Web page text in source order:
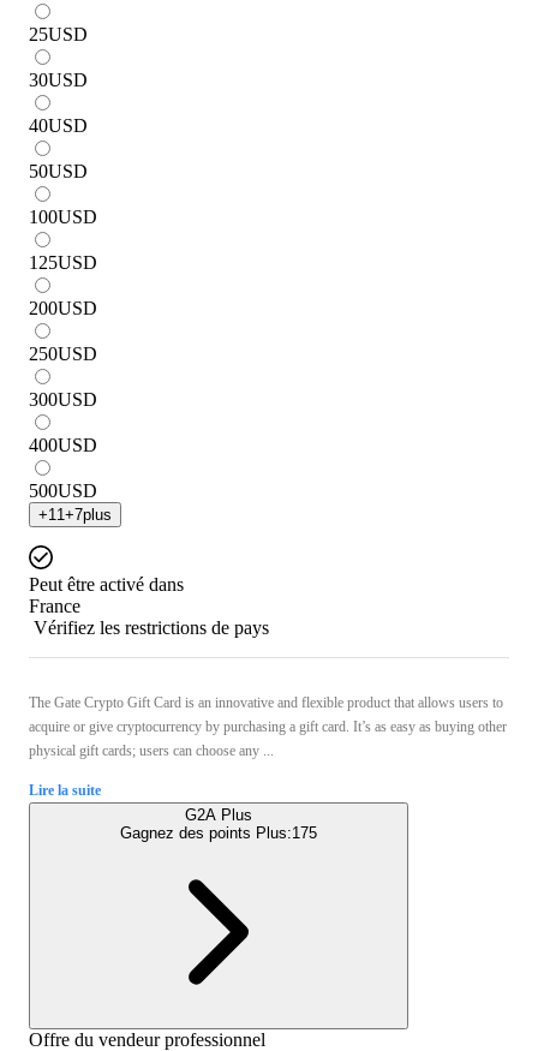
25USD
30USD
40USD
50USD
100USD
125USD
200USD
250USD
300USD
400USD
500USD
+11 +7plus
Peut être activé dans
France
Vérifiez les restrictions de pays
The Gate Crypto Gift Card is an innovative and flexible product that allows users to
acquire or give cryptocurrency by purchasing a gift card. It’s as easy as buying other
physical gift cards; users can choose any ...
Lire la suite
G2A Plus
Gagnez des points Plus:175
Offre du vendeur professionnel